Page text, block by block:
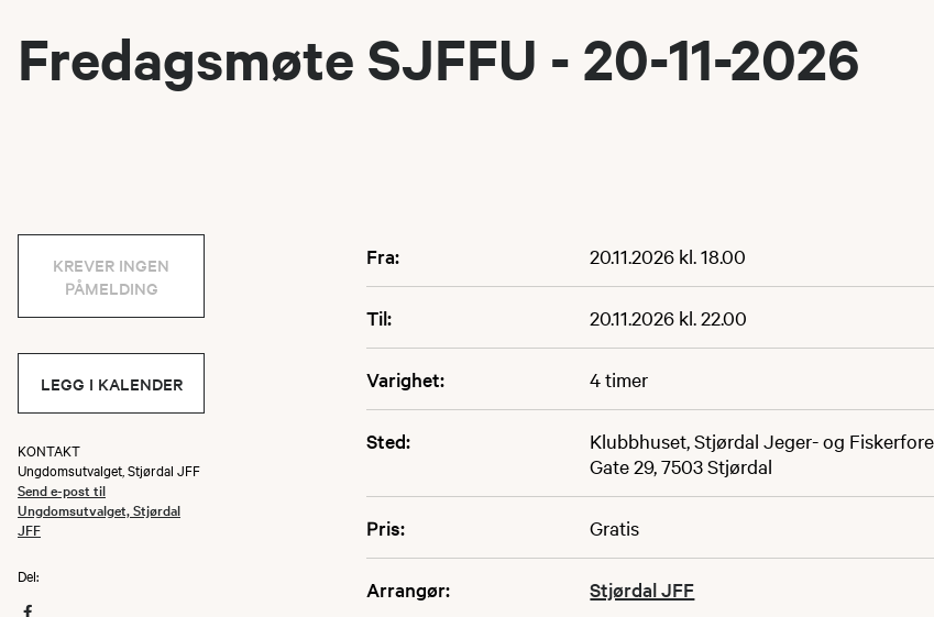
Fredagsmøte SJFFU - 20-11-2026
Fra: 20.11.2026 kl. 18.00
Til: 20.11.2026 kl. 22.00
Varighet: 4 timer
Sted:
Klubbhuset, Stjørdal Jeger- og
Gate 29, 7503 Stjørdal
Pris: Gratis
Arrangør: Stjørdal JFF
KREVER INGEN
PÅMELDING
LEGG I KALENDER
KONTAKT
Ungdomsutvalget, Stjørdal JFF
Send e-post til
Ungdomsutvalget, Stjørdal
JFF
Del: